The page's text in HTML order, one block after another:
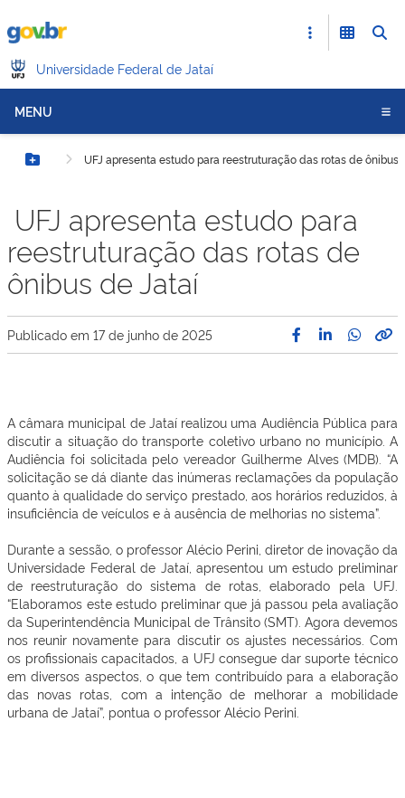
Universidade Federal de Jataí
MENU
Botão MenuUFJ apresenta estudo para reestruturação das rotas de ônibus
UFJ apresenta estudo para
reestruturação das rotas de
ônibus de Jataí
Publicado em 17 de junho de 2025
A câmara municipal de Jataí realizou uma Audiência Pública para
discutir a situação do transporte coletivo urbano no município. A
Audiência foi solicitada pelo vereador Guilherme Alves (MDB). “A
solicitação se dá diante das inúmeras reclamações da população
quanto à qualidade do serviço prestado, aos horários reduzidos, à
insuficiência de veículos e à ausência de melhorias no sistema”.
Durante a sessão, o professor Alécio Perini, diretor de inovação da
Universidade Federal de Jataí, apresentou um estudo preliminar
de reestruturação do sistema de rotas, elaborado pela UFJ.
“Elaboramos este estudo preliminar que já passou pela avaliação
da Superintendência Municipal de Trânsito (SMT). Agora devemos
nos reunir novamente para discutir os ajustes necessários. Com
os profissionais capacitados, a UFJ consegue dar suporte técnico
em diversos aspectos, o que tem contribuído para a elaboração
das novas rotas, com a intenção de melhorar a mobilidade
urbana de Jataí”, pontua o professor Alécio Perini.